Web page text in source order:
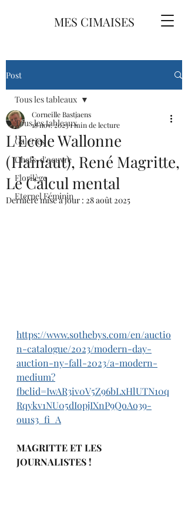
MES CIMAISES
Post
Tous les tableaux
Galeries
Chefs-d'oeuvre
Florilège
Eternel Féminin
Tous les tableaux
L'Ecole Wallonne
(Hainaut), René Magritte,
Le Calcul mental
Corneille Bastjaens
18 nov. 20231 min de lecture
Dernière mise à jour : 28 août 2025
https://www.sothebys.com/en/auctio
n-catalogue/2023/modern-day-
auction-ny-fall-2023/a-modern-
medium?
fbclid=IwAR3iv0V5Z96bLxHlUTN10q
Rqykv1NU05dIopjIXnP9QoAo39-
ou1s3_fi_A
MAGRITTE ET LES
JOURNALISTES !